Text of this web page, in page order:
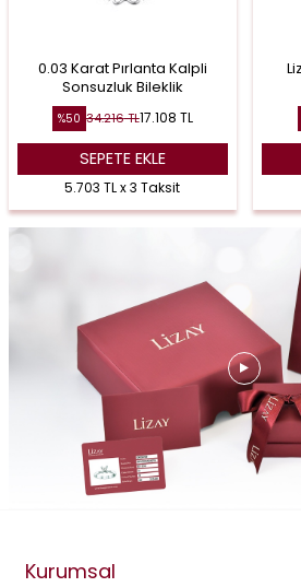
0.03 Karat Pırlanta Kalpli
Sonsuzluk Bileklik
%50 34.216TL17.108 TL
SEPETE EKLE
5.703 TL x 3 Taksit
Kurumsal